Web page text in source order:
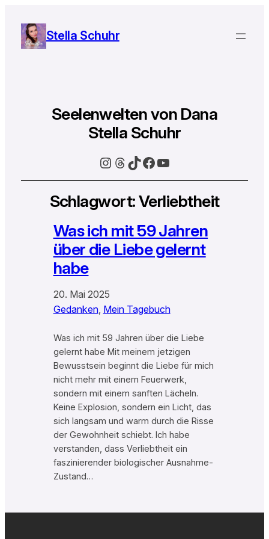
Stella Schuhr
Seelenwelten von Dana
Stella Schuhr
Instagram
Threads
TikTok
Facebook
YouTube
Schlagwort:Verliebtheit
Was ich mit 59 Jahren
über die Liebe gelernt
habe
20. Mai 2025
Gedanken, Mein Tagebuch
Was ich mit 59 Jahren über die Liebe
gelernt habe Mit meinem jetzigen
Bewusstsein beginnt die Liebe für mich
nicht mehr mit einem Feuerwerk,
sondern mit einem sanften Lächeln.
Keine Explosion, sondern ein Licht, das
sich langsam und warm durch die Risse
der Gewohnheit schiebt. Ich habe
verstanden, dass Verliebtheit ein
faszinierender biologischer Ausnahme-
Zustand…